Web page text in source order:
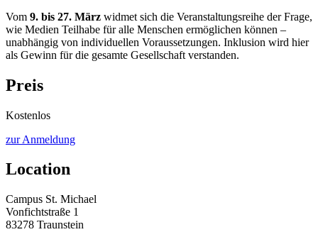
Vom 9. bis 27. März widmet sich die Veranstaltungsreihe der Frage,
wie Medien Teilhabe für alle Menschen ermöglichen können –
unabhängig von individuellen Voraussetzungen. Inklusion wird hier
als Gewinn für die gesamte Gesellschaft verstanden.
Preis
Kostenlos
zur Anmeldung
Location
Campus St. Michael
Vonfichtstraße 1
83278 Traunstein